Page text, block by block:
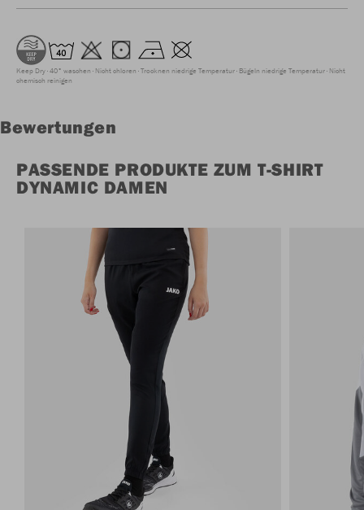
Keep Dry 40° waschen Nicht chloren Trocknen niedrige Temperatur Bügeln niedrige Temperatur Nicht
chemisch reinigen
Bewertungen
PASSENDE PRODUKTE ZUM T-SHIRT
DYNAMIC DAMEN